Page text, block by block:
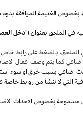
الغنيمة الموافقة
في الملحق بعنوان ("دخل
الملحق، بالضغط على رابط خاص
كما يتم وصف أفعال
اضافي بسبب خرق او سوء
التي لا تنشأ من روابط
مسموحة بخصوص الاحداث